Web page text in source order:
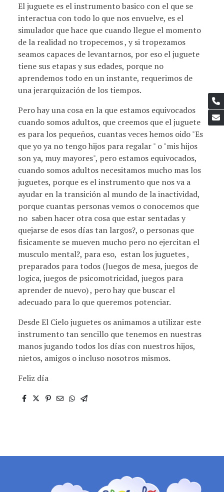
El juguete es el instrumento basico con el que se
interactua con todo lo que nos envuelve, es el
simulador que hace que cuando llegue el momento
de la realidad no tropecemos , y si tropezamos
seamos capaces de levantarnos, por eso el juguete
tiene sus etapas y sus edades, porque no
aprendemos todo en un instante, requerimos de
una jerarquización de los tiempos.
Pero hay una cosa en la que estamos equivocados
cuando somos adultos, que creemos que el juguete
es para los pequeños, cuantas veces hemos oido "Es
que yo ya no tengo hijos para regalar " o "mis hijos
son ya, muy mayores", pero estamos equivocados,
cuando somos adultos necesitamos mucho mas los
juguetes, porque es el instrumento que nos va a
ayudar en la transición al mundo de la inactividad,
porque cuantas personas vemos o conocemos que
no saben hacer otra cosa que estar sentadas y
quejarse de esos días tan largos?, o personas que
fisicamente se mueven mucho pero no ejercitan el
musculo mental?, para eso, estan los juguetes ,
preparados para todos (Juegos de mesa, juegos de
logica, juegos de psicomotricidad, juegos para
aprender de nuevo) , pero hay que buscar el
adecuado para lo que queremos potenciar.
Desde El Cielo juguetes os animamos a utilizar este
instrumento tan sencillo que tenemos en nuestras
manos jugando todos los días con nuestros hijos,
nietos, amigos o incluso nosotros mismos.
Feliz día